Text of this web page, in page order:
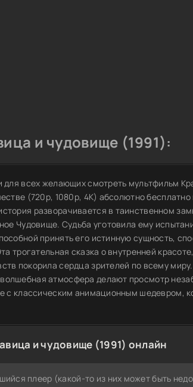
и чудовище (1991):
для всех желающих смотреть мультфильм
(720p, 1080p, 4K) абсолютно бесплатно
разворачивается в таинственном
Чудовище. Судьба уготовила ему
принять его истинную сущность,
трогательная сказка о внутренней красоте,
покорила сердца зрителей по всему
атмосфера делают просмотр
с классическим анимационным шедевром,
и чудовище (1991) онлайн
плеер (какой-то из них может быть